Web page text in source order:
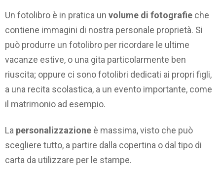
Un fotolibro è in pratica un volume di fotografie che
contiene immagini di nostra personale proprietà. Si
può produrre un fotolibro per ricordare le ultime
vacanze estive, o una gita particolarmente ben
riuscita; oppure ci sono fotolibri dedicati ai propri figli,
a una recita scolastica, a un evento importante, come
il matrimonio ad esempio.
La personalizzazione è massima, visto che può
scegliere tutto, a partire dalla copertina o dal tipo di
carta da utilizzare per le stampe.